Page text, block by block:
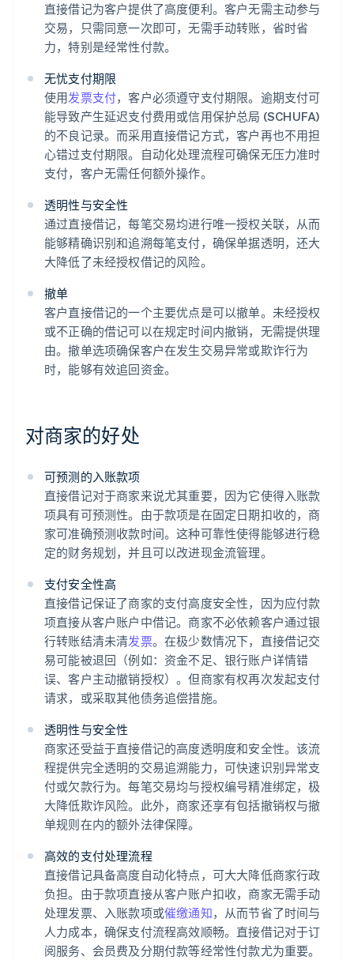
直接借记为客户提供了高度便利。客户无需主动参与
交易，只需同意一次即可，无需手动转账，省时省
力，特别是经常性付款。
无忧支付期限
使用发票支付，客户必须遵守支付期限。逾期支付可
能导致产生延迟支付费用或信用保护总局 (SCHUFA)
的不良记录。而采用直接借记方式，客户再也不用担
心错过支付期限。自动化处理流程可确保无压力准时
支付，客户无需任何额外操作。
透明性与安全性
通过直接借记，每笔交易均进行唯一授权关联，从而
能够精确识别和追溯每笔支付，确保单据透明，还大
大降低了未经授权借记的风险。
撤单
客户直接借记的一个主要优点是可以撤单。未经授权
或不正确的借记可以在规定时间内撤销，无需提供理
由。撤单选项确保客户在发生交易异常或欺诈行为
时，能够有效追回资金。
对商家的好处
可预测的入账款项
直接借记对于商家来说尤其重要，因为它使得入账款
项具有可预测性。由于款项是在固定日期扣收的，商
家可准确预测收款时间。这种可靠性使得能够进行稳
定的财务规划，并且可以改进现金流管理。
支付安全性高
直接借记保证了商家的支付高度安全性，因为应付款
项直接从客户账户中借记。商家不必依赖客户通过银
行转账结清未清发票。在极少数情况下，直接借记交
易可能被退回（例如：资金不足、银行账户详情错
误、客户主动撤销授权）。但商家有权再次发起支付
请求，或采取其他债务追偿措施。
透明性与安全性
商家还受益于直接借记的高度透明度和安全性。该流
程提供完全透明的交易追溯能力，可快速识别异常支
付或欠款行为。每笔交易均与授权编号精准绑定，极
大降低欺诈风险。此外，商家还享有包括撤销权与撤
单规则在内的额外法律保障。
高效的支付处理流程
直接借记具备高度自动化特点，可大大降低商家行政
负担。由于款项直接从客户账户扣收，商家无需手动
处理发票、入账款项或催缴通知，从而节省了时间与
人力成本，确保支付流程高效顺畅。直接借记对于订
阅服务、会员费及分期付款等经常性付款尤为重要。